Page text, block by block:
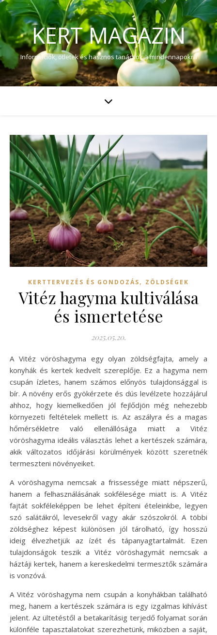
KERT MAGAZIN
Információk, ötletek és hasznos tanácsok a mindennapokra
KERTTERVEZÉS ÉS GONDOZÁS, ZÖLDSÉGEK
Vitéz hagyma kultiválása
és ismertetése
2025.05.20.
A Vitéz vöröshagyma egy olyan zöldségfajta, amely a
konyhák és kertek kedvelt szereplője. Ez a hagyma nem
csupán ízletes, hanem számos előnyös tulajdonsággal is
bír. A növény erős gyökérzete és dús levélzete hozzájárul
ahhoz, hogy kiemelkedően jól fejlődjön még nehezebb
környezeti feltételek mellett is. Az aszályra és a magas
hőmérsékletre való ellenállósága miatt a Vitéz
vöröshagyma ideális választás lehet a kertészek számára,
akik változatos időjárási körülmények között szeretnék
termeszteni növényeiket.
A vöröshagyma nemcsak a frissessége miatt népszerű,
hanem a felhasználásának sokfélesége miatt is. A Vitéz
fajtát sokféleképpen be lehet építeni ételeinkbe, legyen
szó salátákról, levesekről vagy akár szószokról. A többi
zöldséghez képest különösen jól tárolható, így hosszú
ideig élvezhetjük az ízét és tápanyagtartalmát. Ezen
tulajdonságok teszik a Vitéz vöröshagymát nemcsak a
háztáji kertek, hanem a kereskedelmi termesztők számára
is vonzóvá.
A Vitéz vöröshagyma nem csupán a konyhákban található
meg, hanem a kertészek számára is egy izgalmas kihívást
jelent. Az ültetéstől a betakarításig terjedő folyamat során
különféle tapasztalatokat szerezhetünk, miközben a saját,